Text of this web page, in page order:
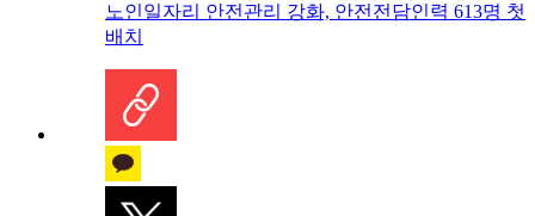
노인일자리 안전관리 강화, 안전전담인력 613명 첫
배치